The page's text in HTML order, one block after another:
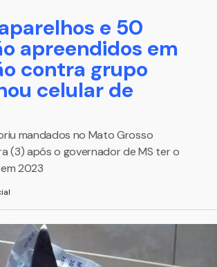
e 50
apreendidos em
contra grupo
celular de
mandados no Mato Grosso
(3) após o governador de MS ter o
2023